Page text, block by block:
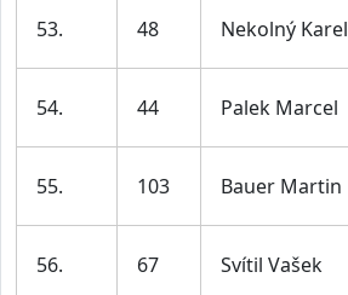
53. 48 Nekolný Karel
54. 44 Palek Marcel
55. 103 Bauer Martin
56. 67 Svítil Vašek